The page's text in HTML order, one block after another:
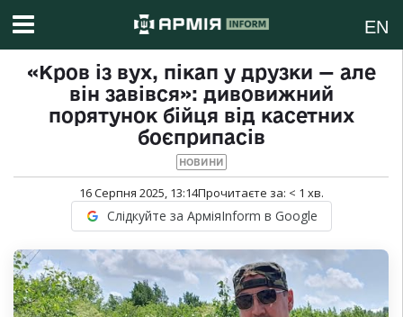
EN
«Кров із вух, пікап у друзки — але
він завівся»: дивовижний
порятунок бійця від касетних
боєприпасів
НОВИНИ
16 Серпня 2025, 13:14Прочитаєте за: < 1 хв.
Слідкуйте за АрміяInform в Google